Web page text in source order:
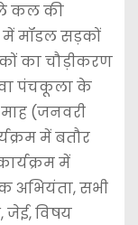
कल की
में मॉडल सड़कों
का चौड़ीकरण
पंचकूला के
(जनवरी
में बतौर
में
अभियंता, सभी
जेई, विषय